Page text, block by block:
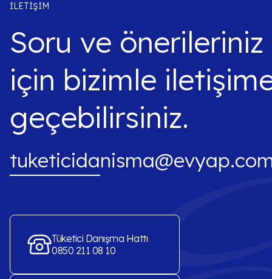
İLETIŞIM
Soru ve önerileriniz
için bizimle
geçebilirsiniz.
Tüketici Danışma Hattı
0850 211 08 10